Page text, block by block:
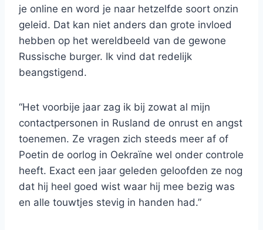
je online en word je naar hetzelfde soort onzin
geleid. Dat kan niet anders dan grote invloed
hebben op het wereldbeeld van de gewone
Russische burger. Ik vind dat redelijk
beangstigend.
“Het voorbije jaar zag ik bij zowat al mijn
contactpersonen in Rusland de onrust en angst
toenemen. Ze vragen zich steeds meer af of
Poetin de oorlog in Oekraïne wel onder controle
heeft. Exact een jaar geleden geloofden ze nog
dat hij heel goed wist waar hij mee bezig was
en alle touwtjes stevig in handen had.”